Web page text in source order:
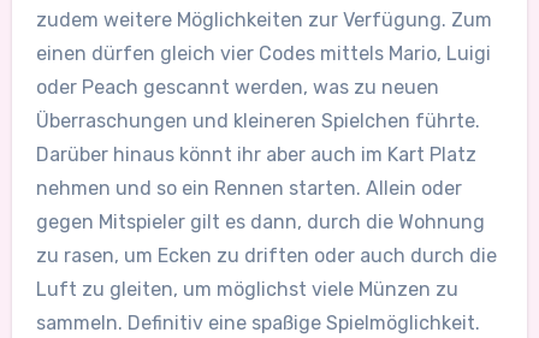
zudem weitere Möglichkeiten zur Verfügung. Zum
einen dürfen gleich vier Codes mittels Mario, Luigi
oder Peach gescannt werden, was zu neuen
Überraschungen und kleineren Spielchen führte.
Darüber hinaus könnt ihr aber auch im Kart Platz
nehmen und so ein Rennen starten. Allein oder
gegen Mitspieler gilt es dann, durch die Wohnung
zu rasen, um Ecken zu driften oder auch durch die
Luft zu gleiten, um möglichst viele Münzen zu
sammeln. Definitiv eine spaßige Spielmöglichkeit.